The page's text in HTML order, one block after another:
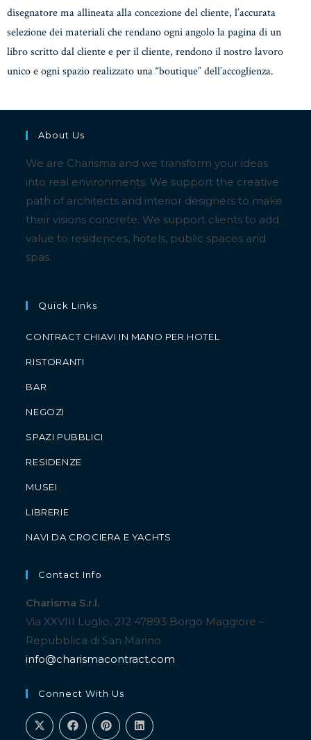
disegnatore ma allineata alla concezione del cliente, l’accurata
selezione dei materiali che rendano ogni angolo la pagina di un
libro scritto dal cliente e per il cliente, rendono il nostro lavoro
unico e ogni spazio realizzato una “boutique” dell’accoglienza.
About Us
We are Charisma and we transform your ideas
into real environments. We support the creative
path of architects and interior designers to make
their visions concrete. We support clients to add
value to residences, hotels, public spaces and
spas.
Quick Links
CONTRACT CHIAVI IN MANO PER HOTEL
RISTORANTI
BAR
NEGOZI
SPAZI PUBBLICI
RESIDENZE
MUSEI
LIBRERIE
NAVI DA CROCIERA E YACHTS
Contact Info
Charisma S.r.l.
Via XXVIII Luglio, 212 47893 Borgo Maggiore –
Repubblica di San Marino
info@charismacontract.com
Connect With Us